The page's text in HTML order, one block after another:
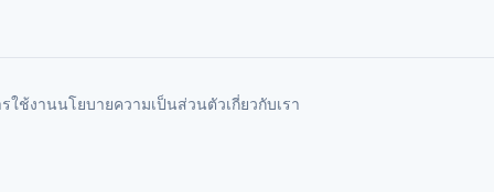
ใช้งานนโยบายความเป็นส่วนตัวเกี่ยวกับเรา